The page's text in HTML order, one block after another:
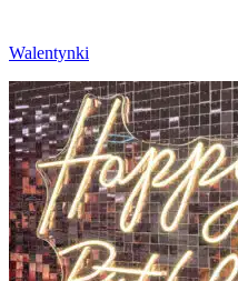
Walentynki